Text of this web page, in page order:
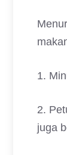
1.
2.
juga